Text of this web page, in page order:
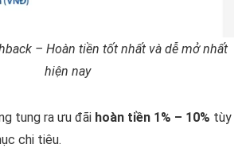
– Hoàn tiền tốt nhất và dễ mở nhất
hiện nay
tung ra ưu đãi hoàn tiền 1% – 10% tùy
chi tiêu.